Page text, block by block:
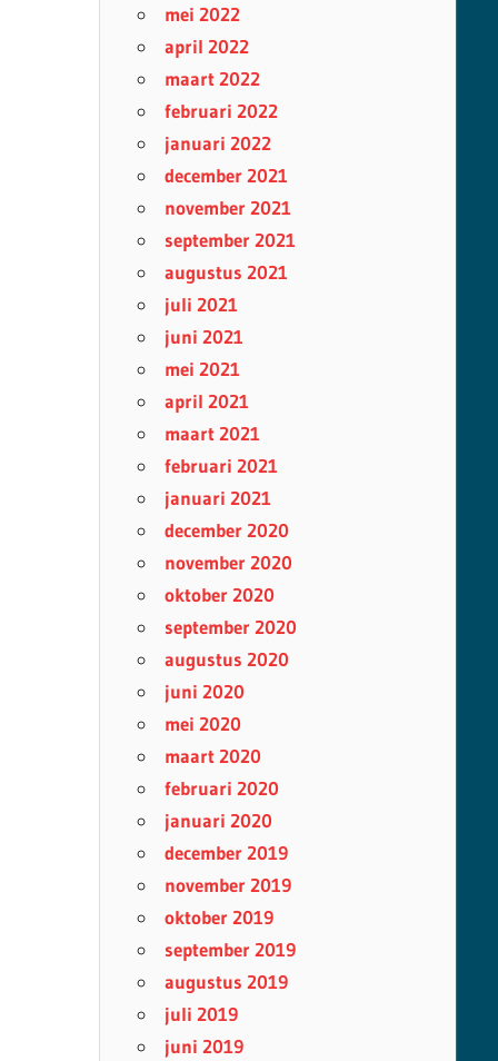
mei 2022
april 2022
maart 2022
februari 2022
januari 2022
december 2021
november 2021
september 2021
augustus 2021
juli 2021
juni 2021
mei 2021
april 2021
maart 2021
februari 2021
januari 2021
december 2020
november 2020
oktober 2020
september 2020
augustus 2020
juni 2020
mei 2020
maart 2020
februari 2020
januari 2020
december 2019
november 2019
oktober 2019
september 2019
augustus 2019
juli 2019
juni 2019